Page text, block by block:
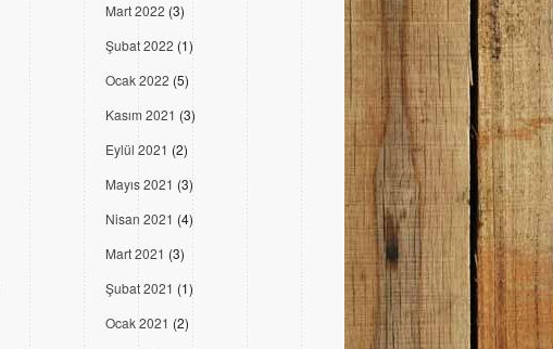
Mart 2022 (3)
Şubat 2022 (1)
Ocak 2022 (5)
Kasım 2021 (3)
Eylül 2021 (2)
Mayıs 2021 (3)
Nisan 2021 (4)
Mart 2021 (3)
Şubat 2021 (1)
Ocak 2021 (2)